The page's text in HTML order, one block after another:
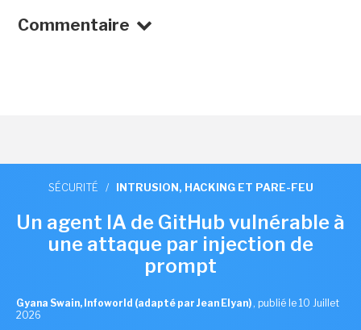
Commentaire
SÉCURITÉ / INTRUSION, HACKING ET PARE-FEU
Un agent IA de GitHub vulnérable à
une attaque par injection de
prompt
Gyana Swain, Infoworld (adapté par Jean Elyan) , publié le 10 Juillet
2026